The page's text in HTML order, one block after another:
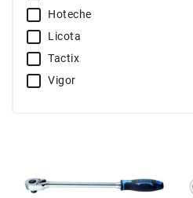
Hoteche
Licota
Tactix
Vigor